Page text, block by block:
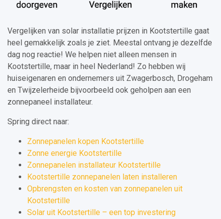
Vergelijken van solar installatie prijzen in Kootstertille gaat
heel gemakkelijk zoals je ziet. Meestal ontvang je dezelfde
dag nog reactie! We helpen niet alleen mensen in
Kootstertille, maar in heel Nederland! Zo hebben wij
huiseigenaren en ondernemers uit Zwagerbosch, Drogeham
en Twijzelerheide bijvoorbeeld ook geholpen aan een
zonnepaneel installateur.
Spring direct naar:
Zonnepanelen kopen Kootstertille
Zonne energie Kootstertille
Zonnepanelen installateur Kootstertille
Kootstertille zonnepanelen laten installeren
Opbrengsten en kosten van zonnepanelen uit
Kootstertille
Solar uit Kootstertille – een top investering